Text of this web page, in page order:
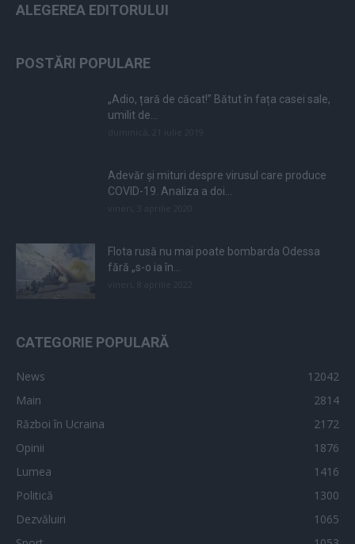
ALEGEREA EDITORULUI
POSTĂRI POPULARE
„Adio, țară de căcat!” Bătut în fața casei sale,
umilit de...
Adevăr și mituri despre virusul care produce
COVID-19. Analiza a doi...
Flota rusă nu mai poate bombarda Odessa
fără „s-o ia în...
CATEGORIE POPULARĂ
News
12042
Main
2814
Război în Ucraina
2172
Opinii
1876
Lumea
1416
Politică
1300
Dezvăluiri
1065